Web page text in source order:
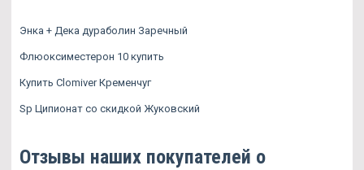
Энка + Дека дураболин Заречный
Флюоксиместерон 10 купить
Купить Clomiver Кременчуг
Sp Ципионат со скидкой Жуковский
Отзывы наших покупателей о